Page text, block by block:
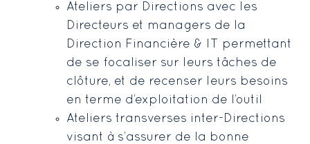
Ateliers par Directions avec les
Directeurs et managers de la
Direction Financière & IT permettant
de se focaliser sur leurs tâches de
clôture, et de recenser leurs besoins
en terme d’exploitation de l’outil
Ateliers transverses inter-Directions
visant à s’assurer de la bonne